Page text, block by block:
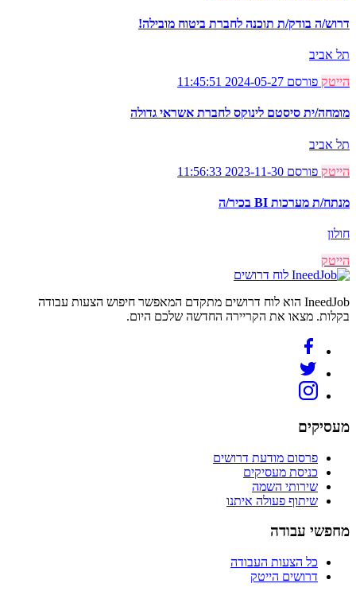
דרוש/ה בודק/ת תוכנה לחברת ביטוח מובילה!
תל אביב
הייטק פורסם 2024-05-27 11:45:51
מומחה/ית סיסטם לינוקס לחברת אשראי גדולה
תל אביב
הייטק פורסם 2023-11-30 11:56:33
מנתח/ת מערכות BI בכיר/ה
חולון
הייטק
לוח דרושים
IneedJob הוא לוח דרושים מתקדם המאפשר חיפוש הצעות עבודה
בקלות. מצאו את הקריירה החדשה שלכם היום.
מעסיקים
פרסום מודעת דרושים
כניסת מעסיקים
שירותי השמה
שיתוף פעולה איתנו
מחפשי עבודה
כל הצעות העבודה
דרושים הייטק